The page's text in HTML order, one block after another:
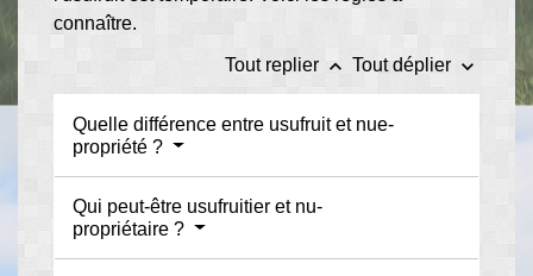
connaître.
Tout replier keyboard_arrow_up Tout déplier keyboard_arrow_down
Quelle différence entre usufruit et nue-
propriété ?
Qui peut-être usufruitier et nu-
propriétaire ?